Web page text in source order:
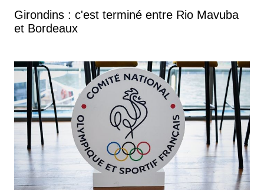
Girondins : c'est terminé entre Rio Mavuba
et Bordeaux